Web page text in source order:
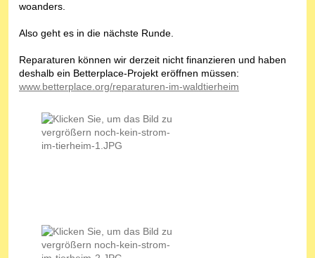
woanders.
Also geht es in die nächste Runde.
Reparaturen können wir derzeit nicht finanzieren und haben
deshalb ein Betterplace-Projekt eröffnen müssen:
www.betterplace.org/reparaturen-im-waldtierheim